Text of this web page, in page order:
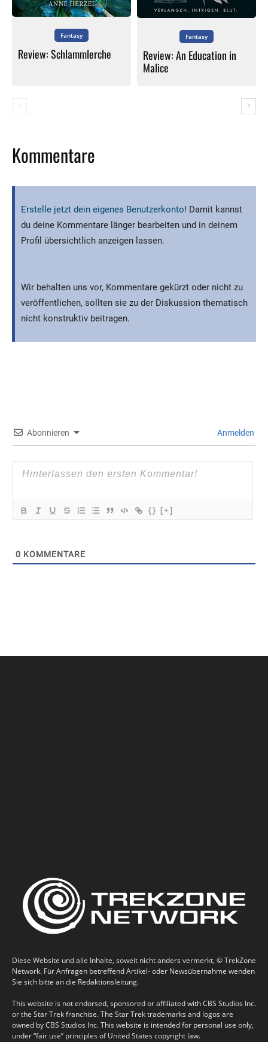
Fantasy
Review: Schlammlerche
Fantasy
Review: An Education in
Malice
Kommentare
Erstelle jetzt dein eigenes Benutzerkonto! Damit kannst
du deine Kommentare länger bearbeiten und in deinem
Profil übersichtlich anzeigen lassen.
Wir behalten uns vor, Kommentare gekürzt oder nicht zu
veröffentlichen, sollten sie zu der Diskussion thematisch
nicht konstruktiv beitragen.
Abonnieren Anmelden
{} [+]
0 KOMMENTARE
Diese Website und alle Inhalte, soweit nicht anders vermerkt, © TrekZone
Network. Für Anfragen betreffend Artikel- oder Newsübernahme wenden
Sie sich bitte an die Redaktionsleitung.
This website is not endorsed, sponsored or affiliated with CBS Studios Inc.
or the Star Trek franchise. The Star Trek trademarks and logos are
owned by CBS Studios Inc. This website is intended for personal use only,
under “fair use” principles of United States copyright law.